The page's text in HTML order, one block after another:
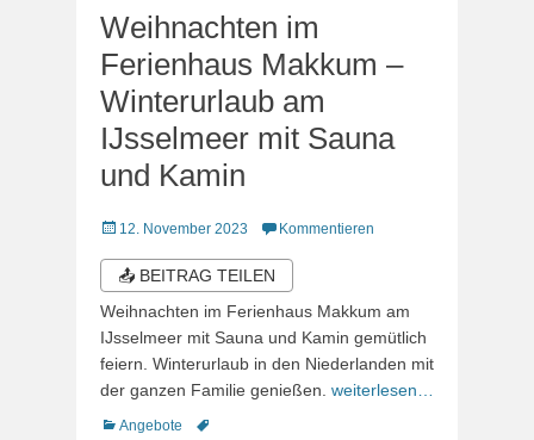
Weihnachten im
Ferienhaus Makkum –
Winterurlaub am
IJsselmeer mit Sauna
und Kamin
Veröffentlicht
12. November 2023 Kommentieren
📤 BEITRAG TEILEN
Weihnachten im Ferienhaus Makkum am
IJsselmeer mit Sauna und Kamin gemütlich
feiern. Winterurlaub in den Niederlanden mit
der ganzen Familie genießen. weiterlesen…
Kategorien
Angebote
Schlagworte